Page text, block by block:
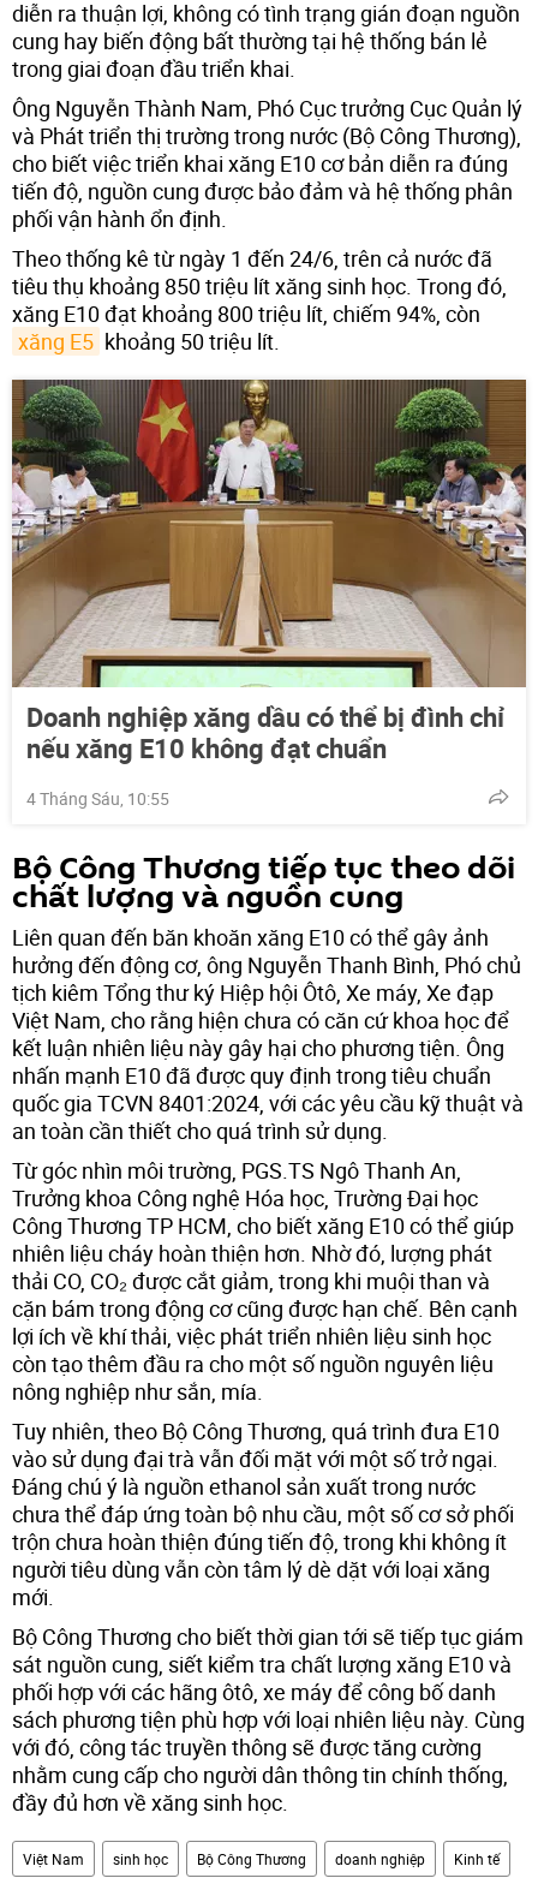
diễn ra thuận lợi, không có tình trạng gián đoạn nguồn
cung hay biến động bất thường tại hệ thống bán lẻ
trong giai đoạn đầu triển khai.
Ông Nguyễn Thành Nam, Phó Cục trưởng Cục Quản lý
và Phát triển thị trường trong nước (Bộ Công Thương),
cho biết việc triển khai xăng E10 cơ bản diễn ra đúng
tiến độ, nguồn cung được bảo đảm và hệ thống phân
phối vận hành ổn định.
Theo thống kê từ ngày 1 đến 24/6, trên cả nước đã
tiêu thụ khoảng 850 triệu lít xăng sinh học. Trong đó,
xăng E10 đạt khoảng 800 triệu lít, chiếm 94%, còn
xăng E5 khoảng 50 triệu lít.
Doanh nghiệp xăng dầu có thể bị đình chỉ
nếu xăng E10 không đạt chuẩn
4 Tháng Sáu, 10:55
Bộ Công Thương tiếp tục theo dõi
chất lượng và nguồn cung
Liên quan đến băn khoăn xăng E10 có thể gây ảnh
hưởng đến động cơ, ông Nguyễn Thanh Bình, Phó chủ
tịch kiêm Tổng thư ký Hiệp hội Ôtô, Xe máy, Xe đạp
Việt Nam, cho rằng hiện chưa có căn cứ khoa học để
kết luận nhiên liệu này gây hại cho phương tiện. Ông
nhấn mạnh E10 đã được quy định trong tiêu chuẩn
quốc gia TCVN 8401:2024, với các yêu cầu kỹ thuật và
an toàn cần thiết cho quá trình sử dụng.
Từ góc nhìn môi trường, PGS.TS Ngô Thanh An,
Trưởng khoa Công nghệ Hóa học, Trường Đại học
Công Thương TP HCM, cho biết xăng E10 có thể giúp
nhiên liệu cháy hoàn thiện hơn. Nhờ đó, lượng phát
thải CO, CO₂ được cắt giảm, trong khi muội than và
cặn bám trong động cơ cũng được hạn chế. Bên cạnh
lợi ích về khí thải, việc phát triển nhiên liệu sinh học
còn tạo thêm đầu ra cho một số nguồn nguyên liệu
nông nghiệp như sắn, mía.
Tuy nhiên, theo Bộ Công Thương, quá trình đưa E10
vào sử dụng đại trà vẫn đối mặt với một số trở ngại.
Đáng chú ý là nguồn ethanol sản xuất trong nước
chưa thể đáp ứng toàn bộ nhu cầu, một số cơ sở phối
trộn chưa hoàn thiện đúng tiến độ, trong khi không ít
người tiêu dùng vẫn còn tâm lý dè dặt với loại xăng
mới.
Bộ Công Thương cho biết thời gian tới sẽ tiếp tục giám
sát nguồn cung, siết kiểm tra chất lượng xăng E10 và
phối hợp với các hãng ôtô, xe máy để công bố danh
sách phương tiện phù hợp với loại nhiên liệu này. Cùng
với đó, công tác truyền thông sẽ được tăng cường
nhằm cung cấp cho người dân thông tin chính thống,
đầy đủ hơn về xăng sinh học.
Việt Nam sinh học Bộ Công Thương doanh nghiệp Kinh tế